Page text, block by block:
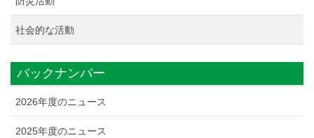
社会的な活動
バックナンバー
2026年度のニュース
2025年度のニュース